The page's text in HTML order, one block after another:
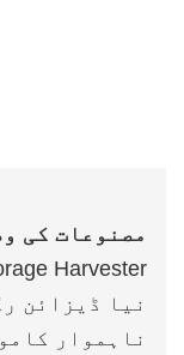
مصنوعات کی
نیا ڈیزائن
ناہموار